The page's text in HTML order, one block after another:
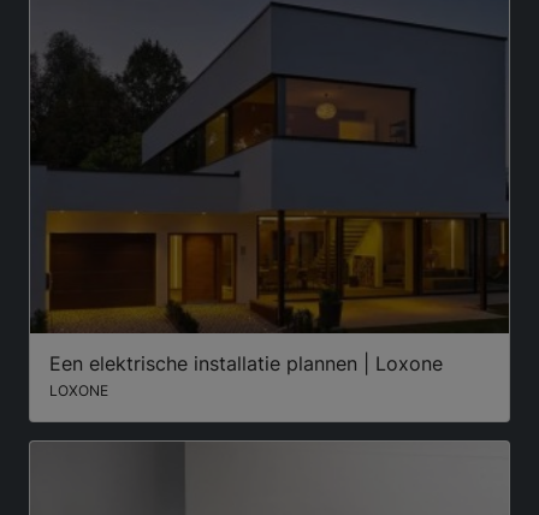
Een elektrische installatie plannen | Loxone
LOXONE